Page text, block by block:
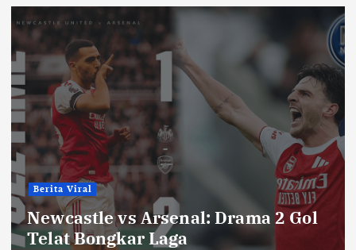
Berita Viral
Newcastle vs Arsenal: Drama 2 Gol
Telat Bongkar Laga